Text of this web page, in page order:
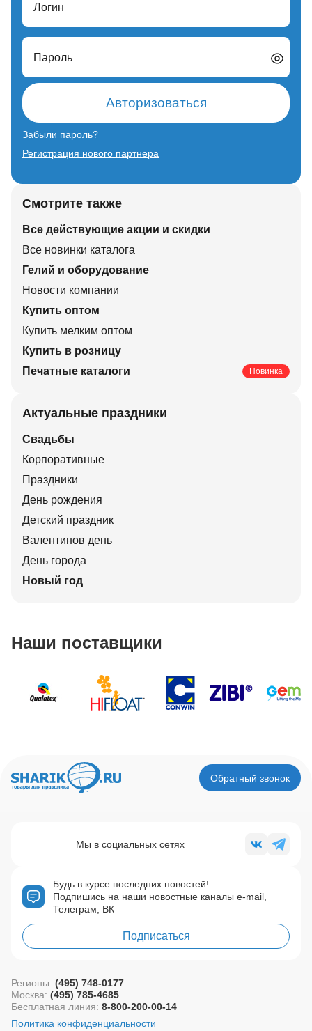
Логин
Пароль
Авторизоваться
Забыли пароль?
Регистрация нового партнера
Смотрите также
Все действующие акции и скидки
Все новинки каталога
Гелий и оборудование
Новости компании
Купить оптом
Купить мелким оптом
Купить в розницу
Печатные каталоги
Новинка
Актуальные праздники
Свадьбы
Корпоративные
Праздники
День рождения
Детский праздник
Валентинов день
День города
Новый год
Наши поставщики
Обратный звонок
Будь в курсе последних новостей!
Подпишись на наши новостные каналы e-mail,
Телеграм, ВК
Подписаться
Мы в социальных сетях
Регионы: (495) 748-0177
Москва: (495) 785-4685
Бесплатная линия: 8-800-200-00-14
Политика конфиденциальности